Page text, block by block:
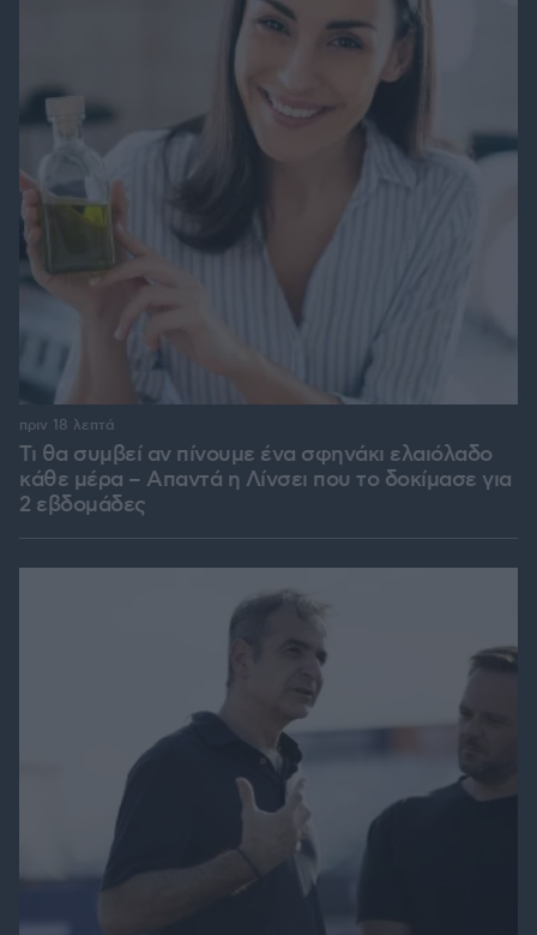
Τι θα συμβεί αν πίνουμε ένα σφηνάκι ελαιόλαδο
κάθε μέρα – Απαντά η Λίνσει που το δοκίμασε για
2 εβδομάδες
πριν 18 λεπτά